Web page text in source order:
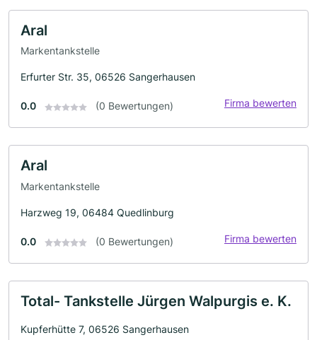
Aral
Markentankstelle
Erfurter Str. 35, 06526 Sangerhausen
0.0 (0 Bewertungen) Firma bewerten
Aral
Markentankstelle
Harzweg 19, 06484 Quedlinburg
0.0 (0 Bewertungen) Firma bewerten
Total- Tankstelle Jürgen Walpurgis e. K.
Kupferhütte 7, 06526 Sangerhausen